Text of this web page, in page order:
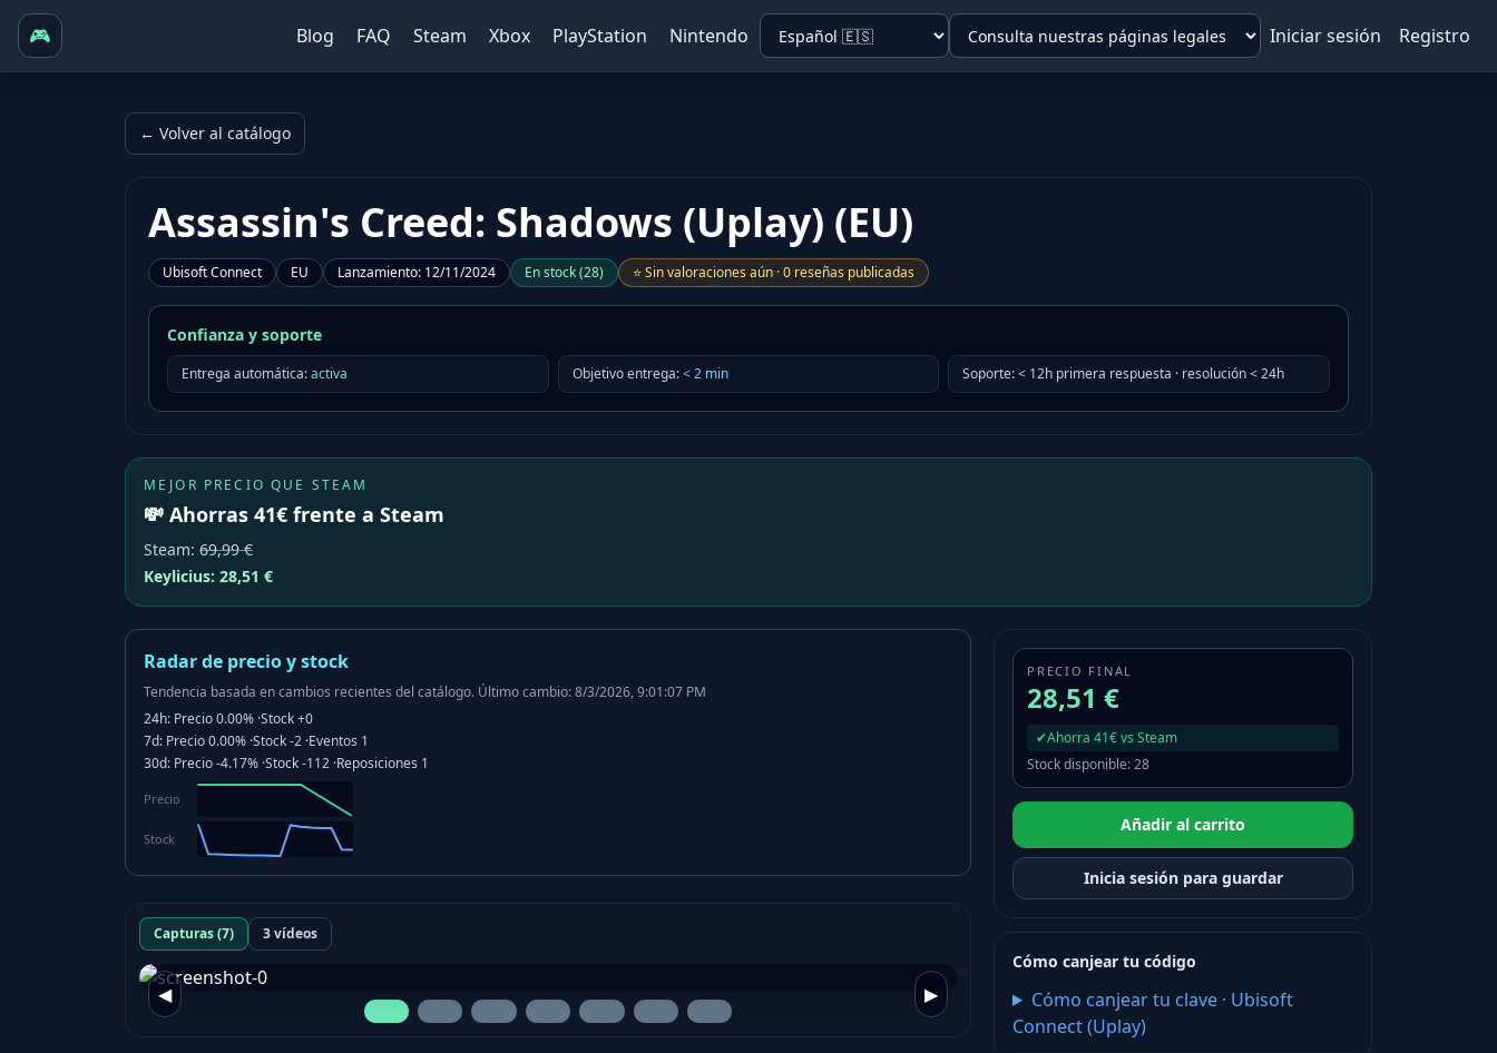
🎮 Blog FAQ Steam Xbox PlayStation Nintendo Iniciar sesión Registro
← Volver al catálogo
Assassin's Creed: Shadows (Uplay) (EU)
Ubisoft Connect EU Lanzamiento: 12/11/2024 En stock(28) ⭐Sin valoraciones aún ·0 reseñas publicadas
Confianza y soporte
Entrega automática:activa Objetivo entrega:<2min Soporte:< 12h primera respuesta · resolución < 24h
MEJOR PRECIO QUE STEAM
💸 Ahorras 41€ frente a Steam
Steam: 69,99 €
Keylicius: 28,51 €
Radar de precio y stock
Tendencia basada en cambios recientes del catálogo. Último cambio: 8/3/2026, 9:01:07 PM
24h: Precio0.00% ·Stock+0
7d: Precio0.00% ·Stock-2 ·Eventos 1
30d: Precio-4.17% ·Stock-112 ·Reposiciones 1
Precio
Stock
Capturas (7) 3 vídeos
◀ ▶
PRECIO FINAL
28,51 €
✔Ahorra 41€ vs Steam
Stock disponible:28
Añadir al carrito
Inicia sesión para guardar
Cómo canjear tu código
Cómo canjear tu clave· Ubisoft
Connect (Uplay)